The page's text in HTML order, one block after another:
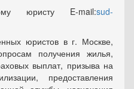
юристу E-mail:sud-
юристов в г. Москве,
получения жилья,
выплат, призыва на
предоставления